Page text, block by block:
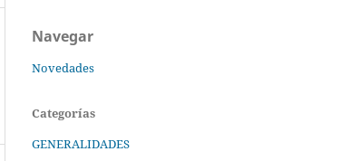
Navegar
Novedades
Categorías
GENERALIDADES